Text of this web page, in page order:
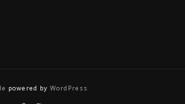
powered by WordPress